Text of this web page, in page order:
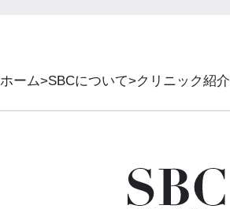
ホーム SBCについて クリニック紹介